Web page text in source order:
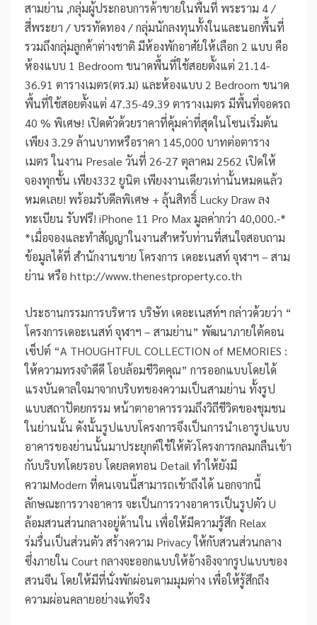
สามย่าน ,กลุ่มผู้ประกอบการค้าขายในพื้นที่ พระราม 4 /
สี่พระยา / บรรทัดทอง / กลุ่มนักลงทุนทั้งในและนอกพื้นที่
รวมถึงกลุ่มลูกค้าต่างชาติ มีห้องพักอาศัยให้เลือก 2 แบบ คือ
ห้องแบบ 1 Bedroom ขนาดพื้นที่ใช้สอยตั้งแต่ 21.14-
36.91 ตารางเมตร(ตร.ม) และห้องแบบ 2 Bedroom ขนาด
พื้นที่ใช้สอยตั้งแต่ 47.35-49.39 ตารางเมตร มีพื้นที่จอดรถ
40 % พิเศษ! เปิดตัวด้วยราคาที่คุ้มค่าที่สุดในโซนเริ่มต้น
เพียง 3.29 ล้านบาทหรือราคา 145,000 บาทต่อตาราง
เมตร ในงาน Presale วันที่ 26-27 ตุลาคม 2562 เปิดให้
จองทุกชั้น เพียง332 ยูนิต เพียงงานเดียวเท่านั้นหมดแล้ว
หมดเลย! พร้อมรับดีลพิเศษ + ลุ้นสิทธิ์ Lucky Draw ลง
ทะเบียน รับฟรี! iPhone 11 Pro Max มูลค่ากว่า 40,000.-*
*เมื่อจองและทำสัญญาในงานสำหรับท่านที่สนใจสอบถาม
ข้อมูลได้ที่ สำนักงานขาย โครงการ เดอะเนสท์ จุฬาฯ – สาม
ย่าน หรือ http://www.thenestproperty.co.th
ประธานกรรมการบริหาร บริษัท เดอะเนสท์ฯ กล่าวด้วยว่า “
โครงการเดอะเนสท์ จุฬาฯ – สามย่าน” พัฒนาภายใต้คอน
เซ็ปต์ “A THOUGHTFUL COLLECTION of MEMORIES :
ให้ความทรงจำดีดี โอบล้อมชีวิตคุณ” การออกแบบโดยได้
แรงบันดาลใจมาจากบริบทของความเป็นสามย่าน ทั้งรูป
แบบสถาปัตยกรรม หน้าตาอาคารรวมถึงวิถีชีวิตของชุมชน
ในย่านนั้น ดังนั้นรูปแบบโครงการจึงเป็นการนำเอารูปแบบ
อาคารของย่านนั้นมาประยุกต์ใช้ให้ตัวโครงการกลมกลืนเข้า
กับบริบทโดยรอบ โดยลดทอน Detail ทำให้ยังมี
ความModern ที่คนเจนนี้สามารถเข้าถึงได้ นอกจากนี้
ลักษณะการวางอาคาร จะเป็นการวางอาคารเป็นรูปตัว U
ล้อมสวนส่วนกลางอยู่ด้านใน เพื่อให้มีความรู้สึก Relax
ร่มรื่นเป็นส่วนตัว สร้างความ Privacy ให้กับสวนส่วนกลาง
ซึ่งภายใน Court กลางจะออกแบบให้อ้างอิงจากรูปแบบของ
สวนจีน โดยให้มีที่นั่งพักผ่อนตามมุมต่าง เพื่อให้รู้สึกถึง
ความผ่อนคลายอย่างแท้จริง